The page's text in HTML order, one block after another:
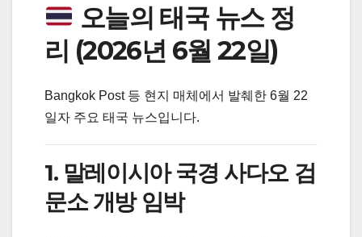
오늘의 태국 뉴스 정
리 (2026년 6월 22일)
Bangkok Post 등 현지 매체에서 발췌한 6월 22
일자 주요 태국 뉴스입니다.
1. 말레이시아 국경 사다오 검
문소 개방 임박